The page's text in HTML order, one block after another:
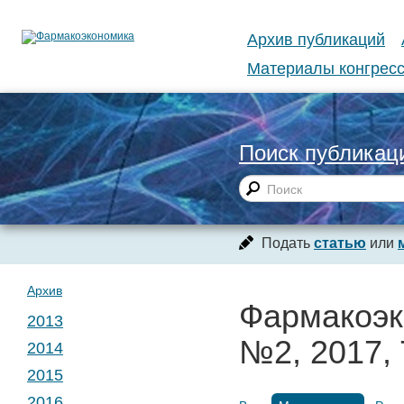
Архив публикаций
Материалы
Поиск
Подать статью или
№2, 2017,
Архив
2013
№ 1. Т. 1
2014
№ 1. Т. 2
2015